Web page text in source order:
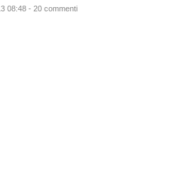
08:48 - 20 commenti